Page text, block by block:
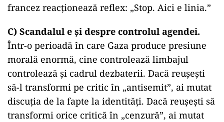
francez reacționează reflex: „Stop. Aici e linia.”
C) Scandalul e și despre controlul agendei.
Într-o perioadă în care Gaza produce presiune
morală enormă, cine controlează limbajul
controlează și cadrul dezbaterii. Dacă reușești
să-l transformi pe critic în „antisemit”, ai mutat
discuția de la fapte la identități. Dacă reușești să
transformi orice critică în „cenzură”, ai mutat